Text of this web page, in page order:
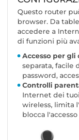
Questo router
browser. Da
accedere a
di funzioni più
Accesso per gli
separata, facile
password,
Controlli
Internet dei
wireless, limita
blocca